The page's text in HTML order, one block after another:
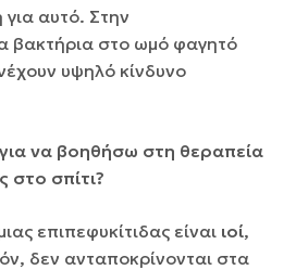
αυτό. Στην
βακτήρια στο ωμό φαγητό
υψηλό κίνδυνο
να βοηθήσω στη θεραπεία
στο σπίτι?
επιπεφυκίτιδας είναι ιοί,
δεν ανταποκρίνονται στα